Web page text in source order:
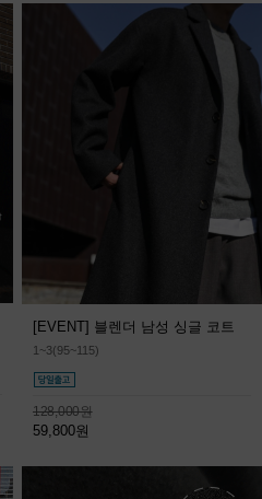
[EVENT] 블렌더 남성 싱글 코트
1~3(95~115)
128,000원
59,800원